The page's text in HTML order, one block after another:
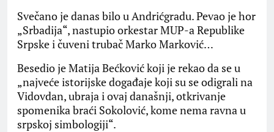
Svečano je danas bilo u Andrićgradu. Pevao je hor
„Srbadija“, nastupio orkestar MUP-a Republike
Srpske i čuveni trubač Marko Marković…
Besedio je Matija Bećković koji je rekao da se u
„najveće istorijske događaje koji su se odigrali na
Vidovdan, ubraja i ovaj današnji, otkrivanje
spomenika braći Sokolović, kome nema ravna u
srpskoj simbologiji“.